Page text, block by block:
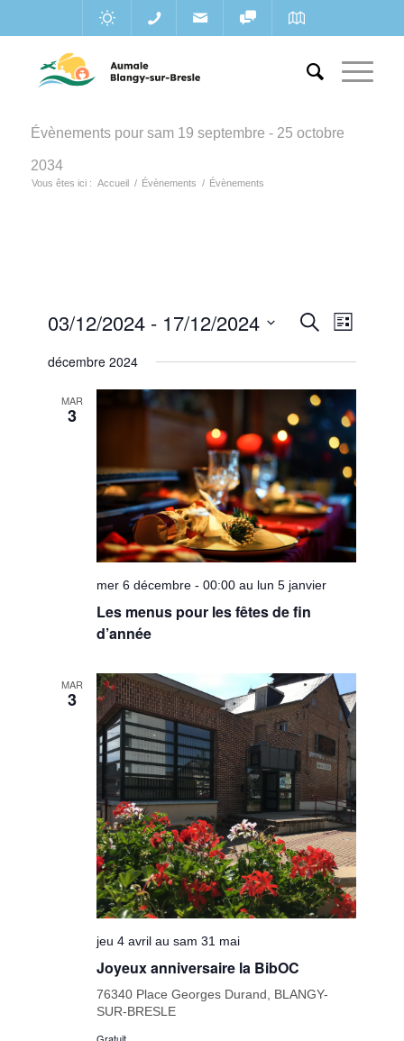
Évènements pour sam 19 septembre - 25 octobre
2034
Vous êtes ici : Accueil / Évènements / Évènements
de
vues
Recherche
vues
Liste
03/12/2024 - 17/12/2024
une
décembre 2024
MAR
3
mer 6 décembre - 00:00 au lun 5 janvier
Les menus pour les fêtes de fin
d’année
MAR
3
jeu 4 avril au sam 31 mai
Joyeux anniversaire la BibOC
76340 Place Georges Durand, BLANGY-
SUR-BRESLE